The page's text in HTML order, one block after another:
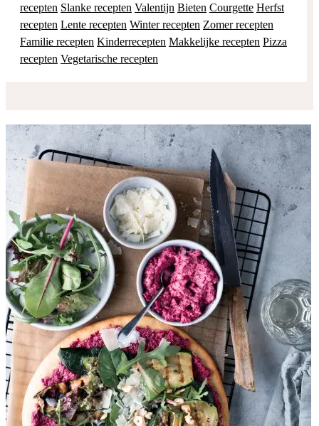
recepten Slanke recepten Valentijn Bieten Courgette Herfst
recepten Lente recepten Winter recepten Zomer recepten
Familie recepten Kinderrecepten Makkelijke recepten Pizza
recepten Vegetarische recepten